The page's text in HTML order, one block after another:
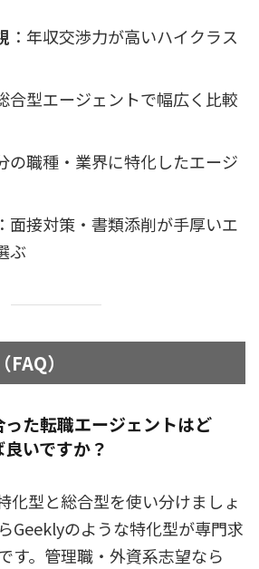
：年収交渉力が高いハイクラス
合型エージェントで幅広く比較
の職種・業界に特化したエージ
：面接対策・書類添削が手厚いエ
ぶ
）
た転職エージェントはど
いですか？
化型と総合型を使い分けましょ
Geeklyのような特化型が専門求
す。管理職・外資系志望なら